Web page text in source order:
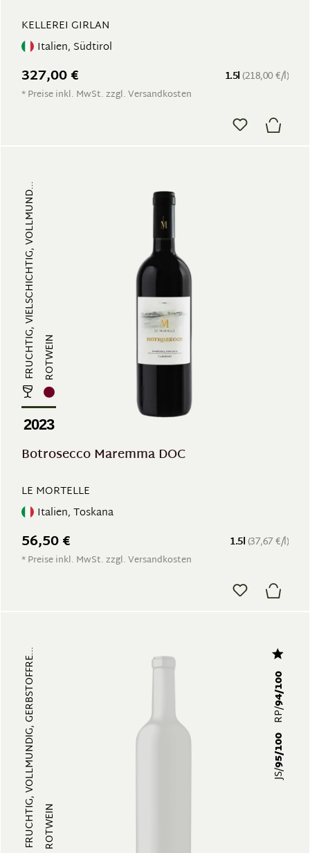
KELLEREI GIRLAN
Italien, Südtirol
1.5l (218,00 €/l)
327,00 €
* Preise inkl. MwSt. zzgl. Versandkosten
FRUCHTIG, VIELSCHICHTIG, VOLLMUND... ROTWEIN
2023
Botrosecco Maremma DOC
LE MORTELLE
Italien, Toskana
1.5l (37,67 €/l)
56,50 €
* Preise inkl. MwSt. zzgl. Versandkosten
FRUCHTIG, VOLLMUNDIG, GERBSTOFFRE... ROTWEIN
JS/
95/100
RP/
94/100